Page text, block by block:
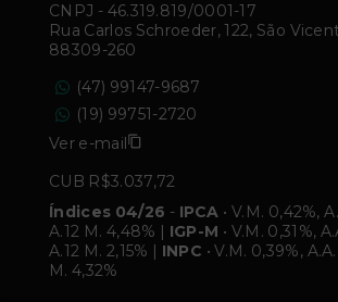
CNPJ - 46.319.819/0001-17
Rua Carlos Schroeder, 122, São
88309-260
(47) 99147-9687
(19) 99751-2720
Ver e-mail
CUB R$3.037,72
Índices 04/26 - IPCA • V.M. 0,42%,
A.12 M. 4,48% | IGP-M • V.M. 0,31%,
A.12 M. 2,15% | INPC • V.M. 0,39%,
M. 4,32%